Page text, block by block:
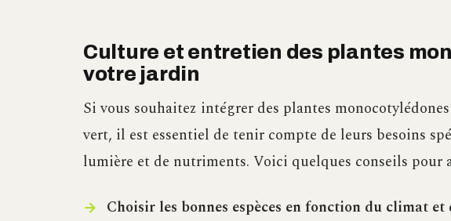
Culture et entretien des plantes
votre jardin
Si vous souhaitez intégrer des plantes
vert, il est essentiel de tenir compte de leurs besoins
lumière et de nutriments. Voici quelques conseils pour
Choisir les bonnes espèces en fonction du climat et